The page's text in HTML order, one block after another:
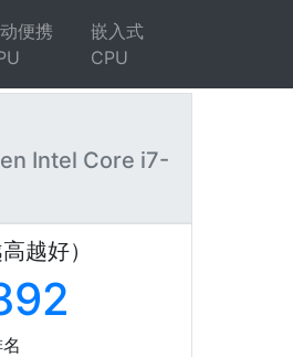
便携
嵌入式
CPU
Intel Core i7-
越好）